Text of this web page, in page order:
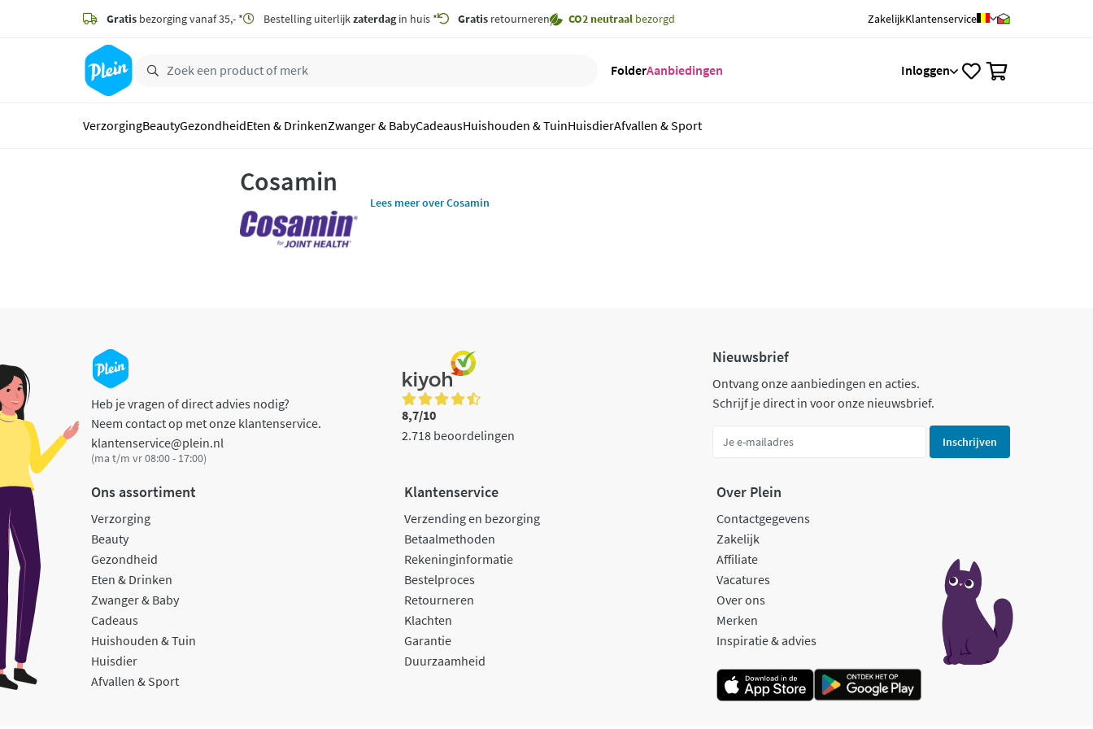
zoeken
hoofdinhoud
Gratis bezorging vanaf 35,- * Bestelling uiterlijkzaterdagin huis * Gratis retourneren CO2 neutraal bezorgd ZakelijkKlantenservice
FolderAanbiedingen Inloggen
VerzorgingBeautyGezondheidEten & DrinkenZwanger & BabyCadeausHuishouden & TuinHuisdierAfvallen & Sport
Cosamin
Lees meer over Cosamin
Heb je vragen of direct advies nodig?
Neem contact op met onze klantenservice.
klantenservice@plein.nl
(ma t/m vr 08:00 - 17:00)
8,7/10
2.718 beoordelingen
Nieuwsbrief
Ontvang onze aanbiedingen en acties.
Schrijf je direct in voor onze nieuwsbrief.
Inschrijven
Ons assortiment
Verzorging
Beauty
Gezondheid
Eten & Drinken
Zwanger & Baby
Cadeaus
Huishouden & Tuin
Huisdier
Afvallen & Sport
Klantenservice
Verzending en bezorging
Betaalmethoden
Rekeninginformatie
Bestelproces
Retourneren
Klachten
Garantie
Duurzaamheid
Over Plein
Contactgegevens
Zakelijk
Affiliate
Vacatures
Over ons
Merken
Inspiratie & advies